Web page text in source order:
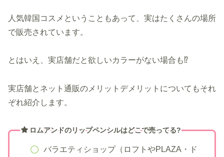
人気韓国コスメということもあって、実はたくさんの場所
で販売されています。
とはいえ、実店舗だと欲しいカラーがない場合も⁉
実店舗とネット通販のメリットデメリットについてもそれ
ぞれ紹介します。
ロムアンドのリップペンシルはどこで売ってる?
バラエティショップ（ロフトやPLAZA・ド